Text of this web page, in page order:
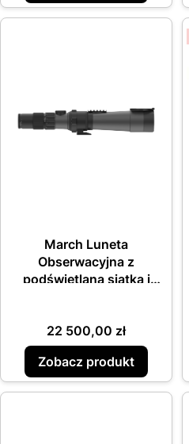
March Luneta
Obserwacyjna z
podświetlaną siatką i
Cena
22 500,00 zł
Zobacz produkt